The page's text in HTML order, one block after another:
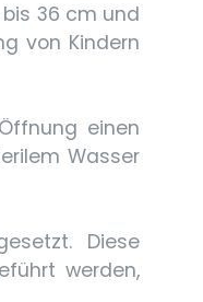
36 cm und
von Kindern
einen
Wasser
Diese
werden,